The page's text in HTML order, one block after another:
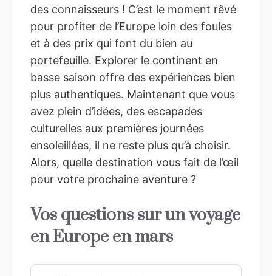
des connaisseurs ! C’est le moment rêvé
pour profiter de l’Europe loin des foules
et à des prix qui font du bien au
portefeuille. Explorer le continent en
basse saison offre des expériences bien
plus authentiques. Maintenant que vous
avez plein d’idées, des escapades
culturelles aux premières journées
ensoleillées, il ne reste plus qu’à choisir.
Alors, quelle destination vous fait de l’œil
pour votre prochaine aventure ?
Vos questions sur un voyage
en Europe en mars